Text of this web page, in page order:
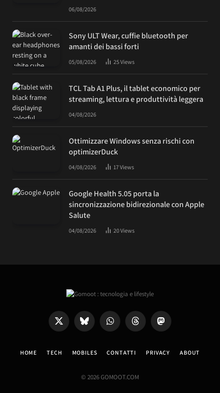
06/08/2026
Sony ULT Wear, cuffie bluetooth per
amanti dei bassi forti
05/08/2026 25Views
TCL Tab A1 Plus, il tablet economico per
streaming, lettura e produttività leggera
04/08/2026
Ottimizzare Windows senza rischi con
optimizerDuck
04/08/2026 17Views
Google Health 5.05 porta la
sincronizzazione bidirezionale con Apple
Salute
04/08/2026 20Views
X
Bluesky WhatsAppThreads Mastodon
HOME TECH MOBILES CONTATTI PRIVACY ABOUT
© 2026 GOMOOT.COM